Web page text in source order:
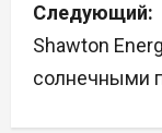
и
г
Следующий:
Shawton
солнечными